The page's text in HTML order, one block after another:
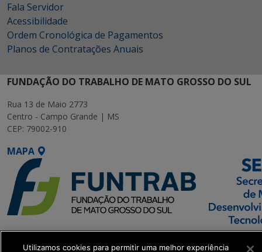
Fala Servidor
Acessibilidade
Ordem Cronológica de Pagamentos
Planos de Contratações Anuais
FUNDAÇÃO DO TRABALHO DE MATO GROSSO DO SUL
Rua 13 de Maio 2773
Centro - Campo Grande | MS
CEP: 79002-910
MAPA
Utilizamos cookies para permitir uma melhor experiência